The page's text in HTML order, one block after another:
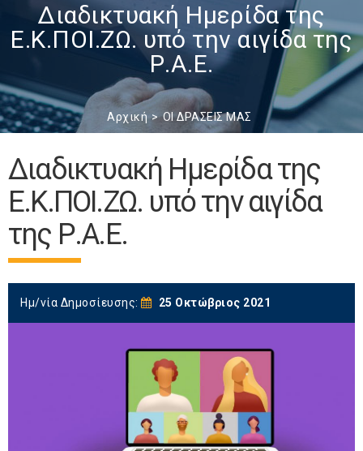
Διαδικτυακή Ημερίδα της
Ε.Κ.ΠΟΙ.ΖΩ. υπό την αιγίδα της
Ρ.Α.Ε.
Αρχική ΟΙ ΔΡΑΣΕΙΣ ΜΑΣ
Διαδικτυακή Ημερίδα της
Ε.Κ.ΠΟΙ.ΖΩ. υπό την αιγίδα
της Ρ.Α.Ε.
Ημ/νία Δημοσίευσης: 25 Οκτώβριος 2021